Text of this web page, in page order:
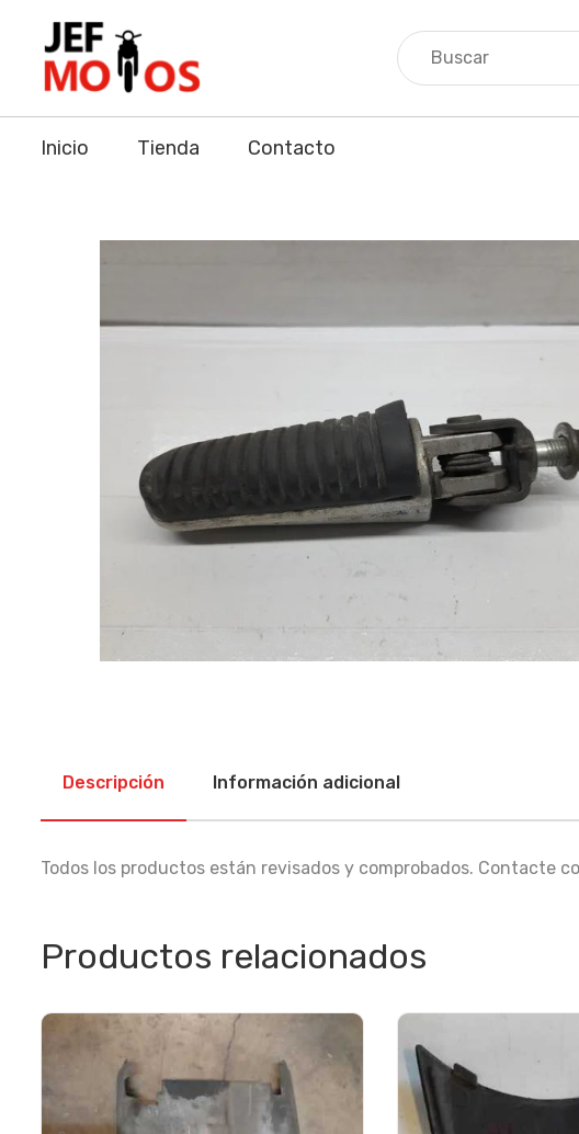
content
Inicio Tienda Contacto
Descripción Información adicional
Todos los productos están revisados y comprobados. Contacte
Productos relacionados